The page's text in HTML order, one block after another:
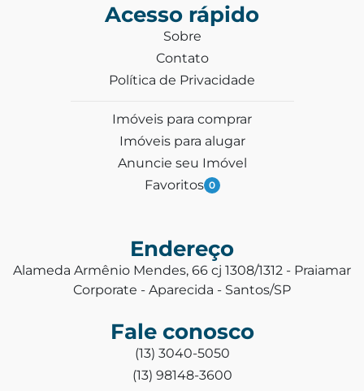
Acesso rápido
Sobre
Contato
Política de Privacidade
Imóveis para comprar
Imóveis para alugar
Anuncie seu Imóvel
Favoritos 0
Endereço
Alameda Armênio Mendes, 66 cj 1308/1312 - Praiamar
Corporate - Aparecida - Santos/SP
Fale conosco
(13) 3040-5050
(13) 98148-3600